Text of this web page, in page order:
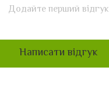
Додайте перший відгук
Написати відгук